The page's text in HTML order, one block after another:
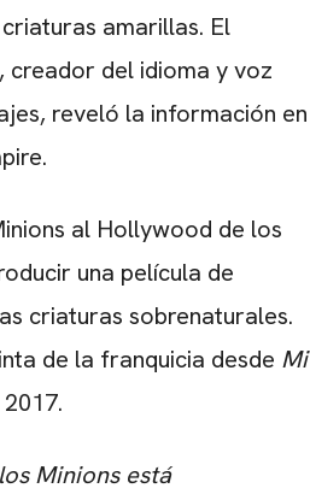
amarillas. El
, creador del idioma y voz
reveló la información en
al Hollywood de los
una película de
criaturas sobrenaturales.
de la franquicia desde Mi
Minions está